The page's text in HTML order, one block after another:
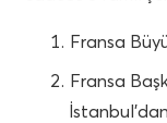
Fransa
Fransa